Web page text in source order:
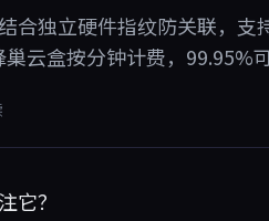
合独立硬件指纹防关联，
云盒按分钟计费，99.95%
它？